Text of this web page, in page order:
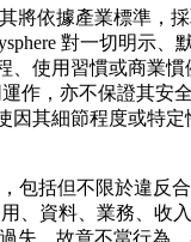
將依據產業標準，
對一切明示、
使用習慣或商業
，亦不保證其安
其細節程度或特
包括但不限於違反
、資料、業務、收